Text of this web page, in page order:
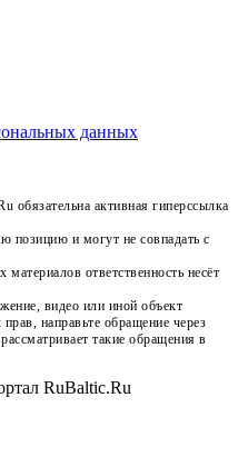
данных
обязательна активная гиперссылка
позицию и могут не совпадать с
ответственность несёт
видео или иной объект
направьте обращение через
такие обращения в
RuBaltic.Ru